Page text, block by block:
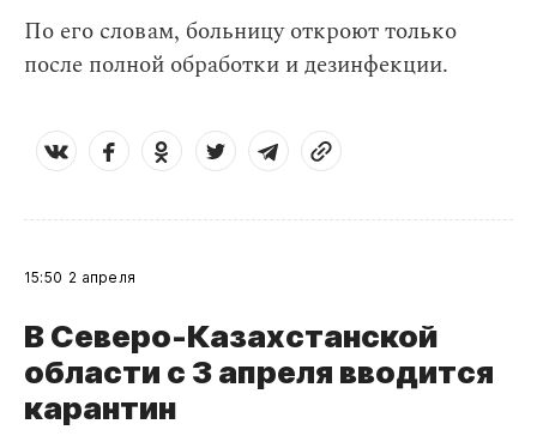
По его словам, больницу откроют только
после полной обработки и дезинфекции.
15:50 2 апреля
В Северо-Казахстанской
области с 3 апреля вводится
карантин